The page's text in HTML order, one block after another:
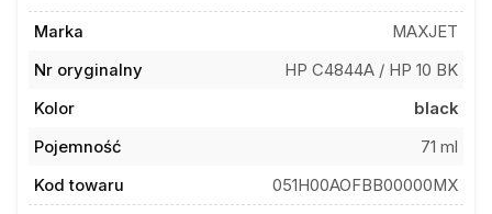
Marka
MAXJET
Nr oryginalny
HP C4844A / HP 10 BK
Kolor
black
Pojemność
71 ml
Kod towaru
051H00AOFBB00000MX